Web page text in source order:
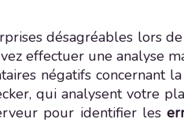
désagréables lors
effectuer une analyse
négatifs concernant
qui analysent votre
pour identifier les